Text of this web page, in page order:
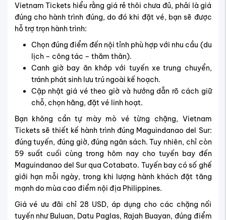
Vietnam Tickets hiểu rằng giá rẻ thôi chưa đủ, phải là giá
đúng cho hành trình đúng, do đó khi đặt vé, bạn sẽ được
hỗ trợ trọn hành trình:
Chọn đúng điểm đến nội tỉnh phù hợp với nhu cầu (du
lịch – công tác – thăm thân).
Canh giờ bay ăn khớp với tuyến xe trung chuyển,
tránh phát sinh lưu trú ngoài kế hoạch.
Cập nhật giá vé theo giờ và hướng dẫn rõ cách giữ
chỗ, chọn hãng, đặt vé linh hoạt.
Bạn không cần tự mày mò vé từng chặng, Vietnam
Tickets sẽ thiết kế hành trình đúng Maguindanao del Sur:
đúng tuyến, đúng giờ, đúng ngân sách. Tuy nhiên, chỉ còn
59 suất cuối cùng trong hôm nay cho tuyến bay đến
Maguindanao del Sur qua Cotabato. Tuyến bay có số ghế
giới hạn mỗi ngày, trong khi lượng hành khách đặt tăng
mạnh do mùa cao điểm nội địa Philippines.
Giá vé ưu đãi chỉ 28 USD, áp dụng cho các chặng nối
tuyến như Buluan, Datu Paglas, Rajah Buayan, đúng điểm